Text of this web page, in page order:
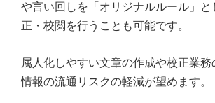
や言い回しを「オリジナルルール」と
正・校閲を行うことも可能です。
属人化しやすい文章の作成や校正業務
情報の流通リスクの軽減が望めます。